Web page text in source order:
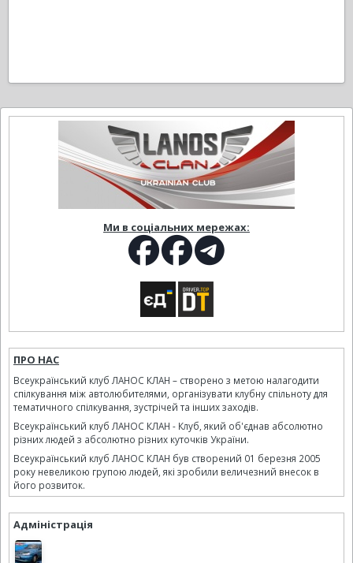
Ми в соціальних мережах:
ПРО НАС
Всеукраїнський клуб ЛАНОС КЛАН – створено з метою налагодити
спілкування між автолюбителями, організувати клубну спільноту для
тематичного спілкування, зустрічей та інших заходів.
Всеукраїнський клуб ЛАНОС КЛАН - Клуб, який об'єднав абсолютно
різних людей з абсолютно різних куточків України.
Всеукраїнський клуб ЛАНОС КЛАН був створений 01 березня 2005
року невеликою групою людей, які зробили величезний внесок в
його розвиток.
Адміністрація